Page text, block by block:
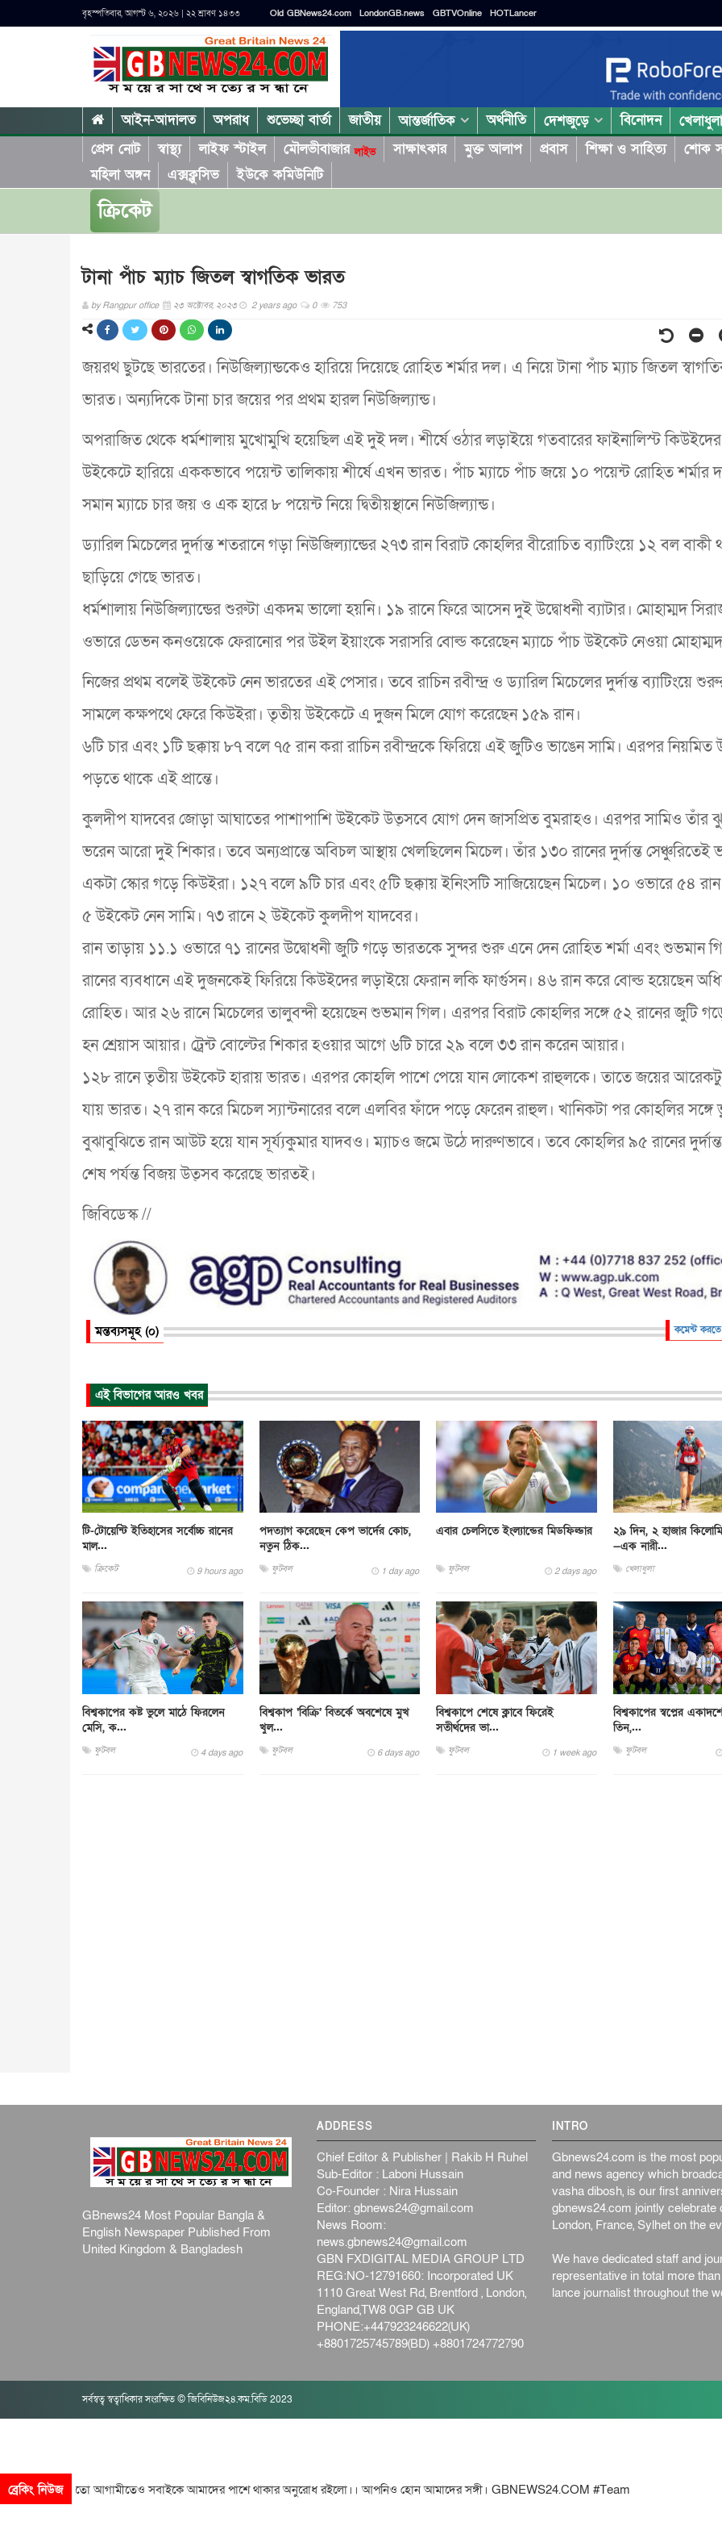
বৃহস্পতিবার, আগস্ট ৬, ২০২৬ | ২২ শ্রাবণ ১৪৩৩ Old GBNews24.com LondonGB.news GBTVOnline HOTLancer
আইন-আদালত অপরাধ শুভেচ্ছা বার্তা জাতীয় আন্তর্জাতিক অর্থনীতি দেশজুড়ে বিনোদন
প্রেস নোট
স্বাস্থ্য লাইফ স্টাইল মৌলভীবাজারলাইভ সাক্ষাৎকার মুক্ত আলাপ প্রবাস শিক্ষা ও সাহিত্য শোক
মহিলা অঙ্গন
এক্সক্লুসিভ ইউকে কমিউনিটি
ক্রিকেট
টানা পাঁচ ম্যাচ জিতল স্বাগতিক ভারত
byRangpur office ২৩ অক্টোবর, ২০২৩ 2 years ago 0 753
জয়রথ ছুটছে ভারতের। নিউজিল্যান্ডকেও হারিয়ে দিয়েছে রোহিত শর্মার দল। এ নিয়ে টানা পাঁচ ম্যাচ জিতল
ভারত। অন্যদিকে টানা চার জয়ের পর প্রথম হারল নিউজিল্যান্ড।
অপরাজিত থেকে ধর্মশালায় মুখোমুখি হয়েছিল এই দুই দল। শীর্ষে ওঠার লড়াইয়ে গতবারের ফাইনালিস্ট
উইকেটে হারিয়ে এককভাবে পয়েন্ট তালিকায় শীর্ষে এখন ভারত। পাঁচ ম্যাচে পাঁচ জয়ে ১০ পয়েন্ট রোহিত শর্মার
সমান ম্যাচে চার জয় ও এক হারে ৮ পয়েন্ট নিয়ে দ্বিতীয়স্থানে নিউজিল্যান্ড।
ড্যারিল মিচেলের দুর্দান্ত শতরানে গড়া নিউজিল্যান্ডের ২৭৩ রান বিরাট কোহলির বীরোচিত ব্যাটিংয়ে ১২ বল বাকী
ছাড়িয়ে গেছে ভারত।
ধর্মশালায় নিউজিল্যান্ডের শুরুটা একদম ভালো হয়নি। ১৯ রানে ফিরে আসেন দুই উদ্বোধনী ব্যাটার। মোহাম্মদ
ওভারে ডেভন কনওয়েকে ফেরানোর পর উইল ইয়াংকে সরাসরি বোল্ড করেছেন ম্যাচে পাঁচ উইকেট নেওয়া মোহাম্মদ
নিজের প্রথম বলেই উইকেট নেন ভারতের এই পেসার। তবে রাচিন রবীন্দ্র ও ড্যারিল মিচেলের দুর্দান্ত ব্যাটিংয়ে
সামলে কক্ষপথে ফেরে কিউইরা। তৃতীয় উইকেটে এ দুজন মিলে যোগ করেছেন ১৫৯ রান।
৬টি চার এবং ১টি ছক্কায় ৮৭ বলে ৭৫ রান করা রাচিন রবীন্দ্রকে ফিরিয়ে এই জুটিও ভাঙেন সামি। এরপর
পড়তে থাকে এই প্রান্তে।
কুলদীপ যাদবের জোড়া আঘাতের পাশাপাশি উইকেট উত্সবে যোগ দেন জাসপ্রিত বুমরাহও। এরপর সামিও তাঁর
ভরেন আরো দুই শিকার। তবে অন্যপ্রান্তে অবিচল আস্থায় খেলছিলেন মিচেল। তাঁর ১৩০ রানের দুর্দান্ত সেঞ্চুরিতেই
একটা স্কোর গড়ে কিউইরা। ১২৭ বলে ৯টি চার এবং ৫টি ছক্কায় ইনিংসটি সাজিয়েছেন মিচেল। ১০ ওভারে ৫৪
৫ উইকেট নেন সামি। ৭৩ রানে ২ উইকেট কুলদীপ যাদবের।
রান তাড়ায় ১১.১ ওভারে ৭১ রানের উদ্বোধনী জুটি গড়ে ভারতকে সুন্দর শুরু এনে দেন রোহিত শর্মা এবং শুভমান
রানের ব্যবধানে এই দুজনকেই ফিরিয়ে কিউইদের লড়াইয়ে ফেরান লকি ফার্গুসন। ৪৬ রান করে বোল্ড হয়েছেন
রোহিত। আর ২৬ রানে মিচেলের তালুবন্দী হয়েছেন শুভমান গিল। এরপর বিরাট কোহলির সঙ্গে ৫২ রানের জুটি
হন শ্রেয়াস আয়ার। ট্রেন্ট বোল্টের শিকার হওয়ার আগে ৬টি চারে ২৯ বলে ৩৩ রান করেন আয়ার।
১২৮ রানে তৃতীয় উইকেট হারায় ভারত। এরপর কোহলি পাশে পেয়ে যান লোকেশ রাহুলকে। তাতে জয়ের
যায় ভারত। ২৭ রান করে মিচেল স্যান্টনারের বলে এলবির ফাঁদে পড়ে ফেরেন রাহুল। খানিকটা পর কোহলির
বুঝাবুঝিতে রান আউট হয়ে যান সূর্য্যকুমার যাদবও। ম্যাচও জমে উঠে দারুণভাবে। তবে কোহলির ৯৫ রানের
শেষ পর্যন্ত বিজয় উত্সব করেছে ভারতই।
জিবিডেস্ক //
মন্তব্যসমূহ (০) কমেন্ট
এই বিভাগের আরও খবর
টি-টোয়েন্টি ইতিহাসের সর্বোচ্চ রানের
মাল...
ক্রিকেট 9 hours ago
পদত্যাগ করেছেন কেপ ভার্দের কোচ,
নতুন ঠিক...
ফুটবল 1 day ago
এবার চেলসিতে ইংল্যান্ডের মিডফিল্ডার
ফুটবল 2 days ago
২৯ দিন, ২ হাজার
—এক নারী...
খেলাধুলা
বিশ্বকাপের কষ্ট ভুলে মাঠে ফিরলেন
মেসি, ক...
ফুটবল 4 days ago
বিশ্বকাপ ‘বিক্রি’ বিতর্কে অবশেষে মুখ
খুল...
ফুটবল 6 days ago
বিশ্বকাপে শেষে ক্লাবে ফিরেই
সতীর্থদের ভা...
ফুটবল 1 week ago
বিশ্বকাপের স্বপ্নের
তিন,...
ফুটবল
GBnews24 Most Popular Bangla &
English Newspaper Published From
United Kingdom & Bangladesh
ADDRESS
Chief Editor & Publisher | Rakib H Ruhel
Sub-Editor : Laboni Hussain
Co-Founder : Nira Hussain
Editor:gbnews24@gmail.com
News Room:
news.gbnews24@gmail.com
GBN FXDIGITAL MEDIA GROUP LTD
REG:NO-12791660: Incorporated UK
1110 Great West Rd, Brentford , London,
England,TW8 0GP GB UK
PHONE:+447923246622(UK)
+8801725745789(BD) +8801724772790
INTRO
Gbnews24.com is the most
and news agency which
vasha dibosh, is our first
gbnews24.com jointly
London, France, Sylhet on the
We have dedicated staff and
representative in total more
lance journalist throughout the
সর্বস্বত্ব স্বত্বাধিকার সংরক্ষিত © জিবিনিউজ২৪.কম.বিডি 2023
ব্রেকিং নিউজ
মতো আগামীতেও সবাইকে আমাদের পাশে থাকার অনুরোধ রইলো।। আপনিও হোন আমাদের সঙ্গী। GBNEWS24.COM #Team